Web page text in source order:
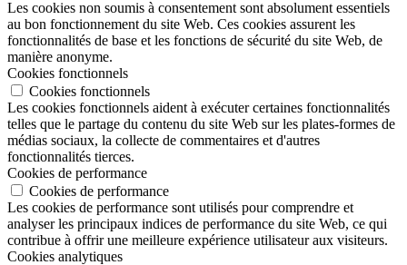
Les cookies non soumis à consentement sont absolument essentiels
au bon fonctionnement du site Web. Ces cookies assurent les
fonctionnalités de base et les fonctions de sécurité du site Web, de
manière anonyme.
Cookies fonctionnels
Cookies fonctionnels
Les cookies fonctionnels aident à exécuter certaines fonctionnalités
telles que le partage du contenu du site Web sur les plates-formes de
médias sociaux, la collecte de commentaires et d'autres
fonctionnalités tierces.
Cookies de performance
Cookies de performance
Les cookies de performance sont utilisés pour comprendre et
analyser les principaux indices de performance du site Web, ce qui
contribue à offrir une meilleure expérience utilisateur aux visiteurs.
Cookies analytiques